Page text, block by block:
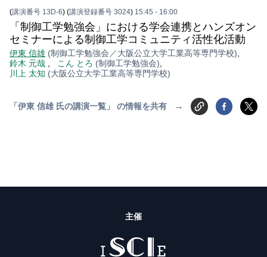
(講演番号 13D-6) (講演登録番号 3024) 15:45 - 16:00
「制御工学勉強会」における学会連携とハンズオン
セミナーによる制御工学コミュニティ活性化活動
伊東 信雄 (制御工学勉強会／大阪公立大学工業高等専門学校)
鈴木 元哉
こん とろ (制御工学勉強会)
川上 太知 (大阪公立大学工業高等専門学校)
「伊東 信雄 氏の講演一覧」 の情報を共有 →
主催
ISCIE